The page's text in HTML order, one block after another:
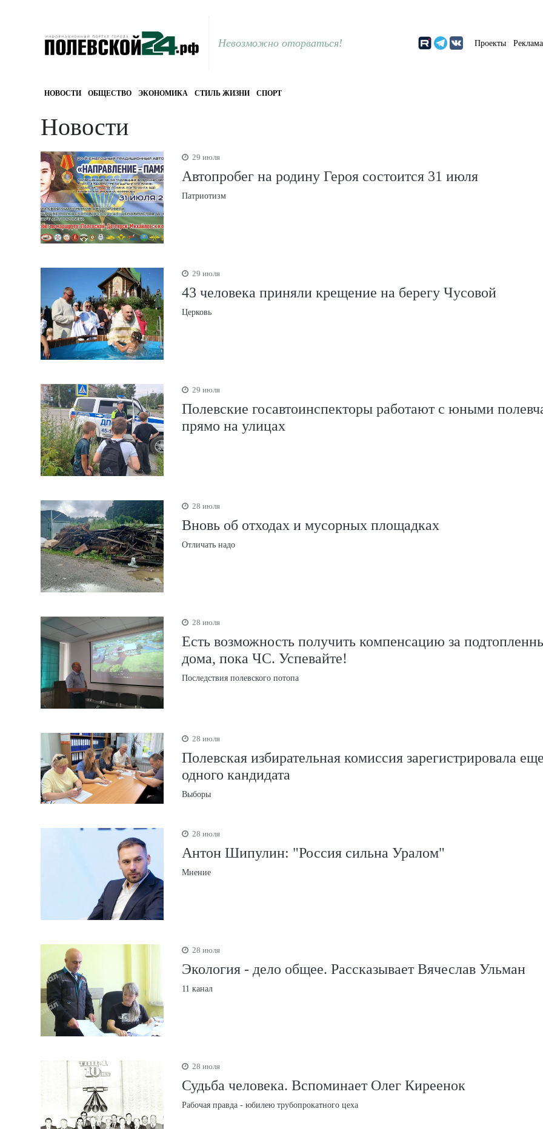
Невозможно оторваться! Проекты Реклама
НОВОСТИ ОБЩЕСТВО ЭКОНОМИКА СТИЛЬ ЖИЗНИ СПОРТ
Новости
29 июля
Автопробег на родину Героя состоится 31 июля
Патриотизм
29 июля
43 человека приняли крещение на берегу Чусовой
Церковь
29 июля
Полевские госавтоинспекторы работают с юными
прямо на улицах
28 июля
Вновь об отходах и мусорных площадках
Отличать надо
28 июля
Есть возможность получить компенсацию за
дома, пока ЧС. Успевайте!
Последствия полевского потопа
28 июля
Полевская избирательная комиссия зарегистрировала
одного кандидата
Выборы
28 июля
Антон Шипулин: "Россия сильна Уралом"
Мнение
28 июля
Экология - дело общее. Рассказывает Вячеслав Ульман
11 канал
28 июля
Судьба человека. Вспоминает Олег Киреенок
Рабочая правда - юбилею трубопрокатного цеха